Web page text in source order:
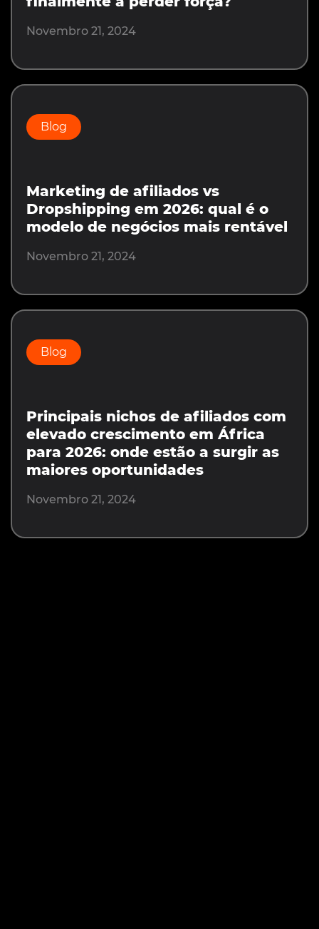
Novembro 21, 2024
Blog
Marketing de afiliados vs
Dropshipping em 2026: qual é o
modelo de negócios mais rentável
Novembro 21, 2024
Blog
Principais nichos de afiliados com
elevado crescimento em África
para 2026: onde estão a surgir as
maiores oportunidades
Novembro 21, 2024